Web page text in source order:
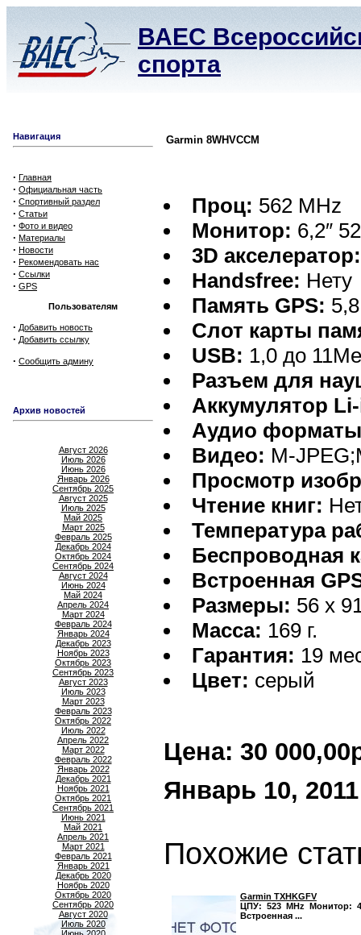
ВАЕС
спорта
Навигация
· Главная
· Официальная часть
· Спортивный раздел
· Статьи
· Фото и видео
· Материалы
· Новости
· Рекомендовать нас
· Ссылки
· GPS
Пользователям
· Добавить новость
· Добавить ссылку
· Сообщить админу
Архив новостей
Август 2026
Июль 2026
Июнь 2026
Январь 2026
Сентябрь 2025
Август 2025
Июль 2025
Май 2025
Март 2025
Февраль 2025
Декабрь 2024
Октябрь 2024
Сентябрь 2024
Август 2024
Июнь 2024
Май 2024
Апрель 2024
Март 2024
Февраль 2024
Январь 2024
Декабрь 2023
Ноябрь 2023
Октябрь 2023
Сентябрь 2023
Август 2023
Июль 2023
Март 2023
Февраль 2023
Октябрь 2022
Июль 2022
Апрель 2022
Март 2022
Февраль 2022
Январь 2022
Декабрь 2021
Ноябрь 2021
Октябрь 2021
Сентябрь 2021
Июнь 2021
Май 2021
Апрель 2021
Март 2021
Февраль 2021
Январь 2021
Декабрь 2020
Ноябрь 2020
Октябрь 2020
Сентябрь 2020
Август 2020
Июль 2020
Garmin 8WHVCCM
Проц: 562 MHz
Монитор: 6,2″
3D акселератор:
Handsfree: Нету
Память GPS: 5,8
Слот карты
USB: 1,0 до
Разъем для
Аккумулятор
Аудио
Видео: M-
Просмотр
Чтение книг:
Температура
Беспроводная
Встроенная
Размеры: 56 x
Масса: 169 г.
Гарантия: 19
Цвет: серый
Цена: 30
Январь 10, 2011
Похожие
Garmin TXHKGFV
ЦПУ: 523 MHz Монитор:
Встроенная ...